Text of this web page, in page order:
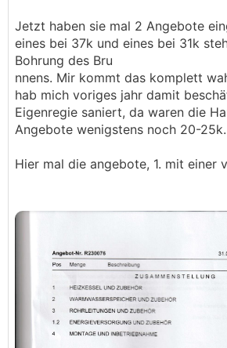
Jetzt haben sie mal 2 Angebote
eines bei 37k und eines bei 31k
Bohrung des Bru
nnens. Mir kommt das komplett
hab mich voriges jahr damit
Eigenregie saniert, da waren die
Angebote wenigstens noch 20-25k.
Hier mal die angebote, 1. mit einer